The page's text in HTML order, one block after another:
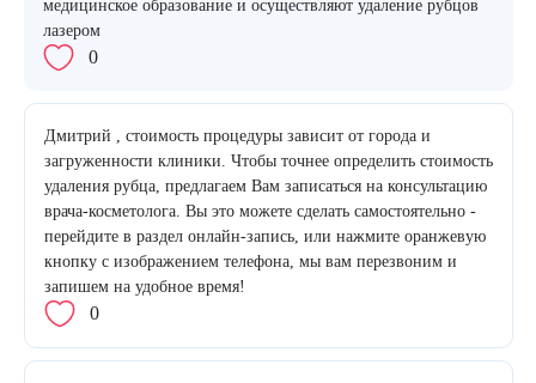
медицинское образование и осуществляют удаление рубцов
лазером
0
Дмитрий , стоимость процедуры зависит от города и
загруженности клиники. Чтобы точнее определить стоимость
удаления рубца, предлагаем Вам записаться на консультацию
врача-косметолога. Вы это можете сделать самостоятельно -
перейдите в раздел онлайн-запись, или нажмите оранжевую
кнопку с изображением телефона, мы вам перезвоним и
запишем на удобное время!
0